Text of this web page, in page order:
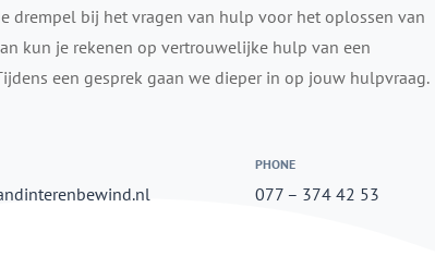
drempel bij het vragen van hulp voor het oplossen van
kun je rekenen op vertrouwelijke hulp van een
een gesprek gaan we dieper in op jouw hulpvraag.
PHONE
077 – 374 42 53